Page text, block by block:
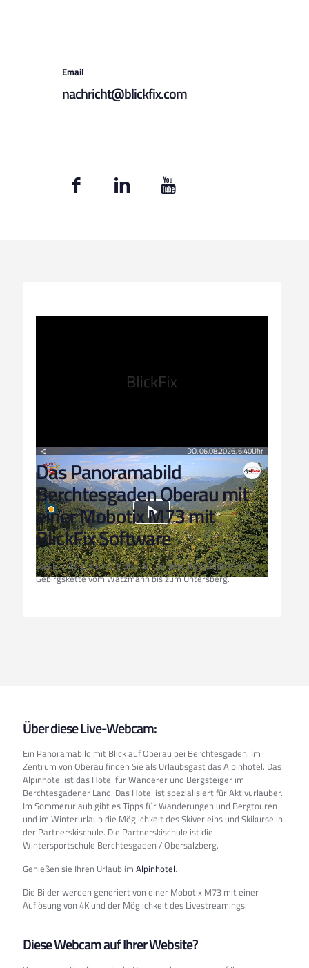
Email
nachricht@blickfix.com
Das Panoramabild
Berchtesgaden Oberau mit
einer Mobotix M73 mit
BlickFix Software
Das Bild zeigt den Ort Oberau bei Berchtesgaden mit der
Gebirgskette vom Watzmann bis zum Untersberg.
Über diese Live-Webcam:
Ein Panoramabild mit Blick auf Oberau bei Berchtesgaden. Im
Zentrum von Oberau finden Sie als Urlaubsgast das Alpinhotel. Das
Alpinhotel ist das Hotel für Wanderer und Bergsteiger im
Berchtesgadener Land. Das Hotel ist spezialisiert für Aktivurlauber.
Im Sommerurlaub gibt es Tipps für Wanderungen und Bergtouren
und im Winterurlaub die Möglichkeit des Skiverleihs und Skikurse in
der Partnerskischule. Die Partnerskischule ist die
Wintersportschule Berchtesgaden / Obersalzberg.
Genießen sie Ihren Urlaub im Alpinhotel.
Die Bilder werden generiert von einer Mobotix M73 mit einer
Auflösung von 4K und der Möglichkeit des Livestreamings.
Diese Webcam auf Ihrer Website?